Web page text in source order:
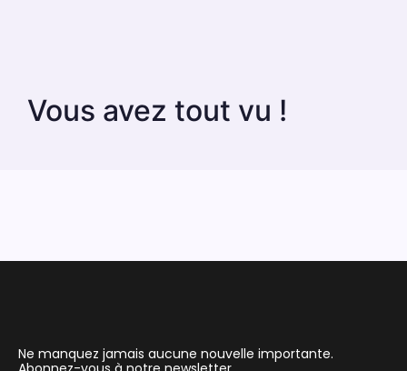
Vous avez tout vu !
Ne manquez jamais aucune nouvelle importante.